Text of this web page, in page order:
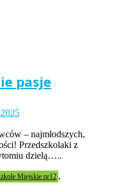
pasje
– najmłodszych,
Przedszkolaki z
dzielą…..
Miejskie nr12 ,